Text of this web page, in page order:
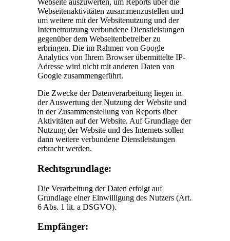
Webseite auszuwerten, um Reports über die
Webseitenaktivitäten zusammenzustellen und
um weitere mit der Websitenutzung und der
Internetnutzung verbundene Dienstleistungen
gegenüber dem Webseitenbetreiber zu
erbringen. Die im Rahmen von Google
Analytics von Ihrem Browser übermittelte IP-
Adresse wird nicht mit anderen Daten von
Google zusammengeführt.
Die Zwecke der Datenverarbeitung liegen in
der Auswertung der Nutzung der Website und
in der Zusammenstellung von Reports über
Aktivitäten auf der Website. Auf Grundlage der
Nutzung der Website und des Internets sollen
dann weitere verbundene Dienstleistungen
erbracht werden.
Rechtsgrundlage:
Die Verarbeitung der Daten erfolgt auf
Grundlage einer Einwilligung des Nutzers (Art.
6 Abs. 1 lit. a DSGVO).
Empfänger: